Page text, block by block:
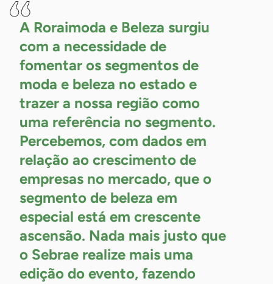
A Roraimoda e Beleza surgiu
com a necessidade de
fomentar os segmentos de
moda e beleza no estado e
trazer a nossa região como
uma referência no segmento.
Percebemos, com dados em
relação ao crescimento de
empresas no mercado, que o
segmento de beleza em
especial está em crescente
ascensão. Nada mais justo que
o Sebrae realize mais uma
edição do evento, fazendo